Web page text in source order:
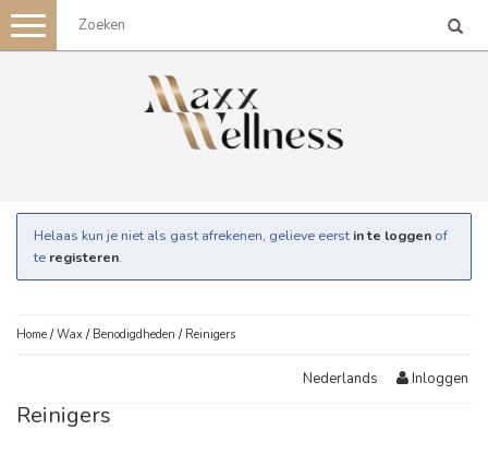
Toggle
navigation
Helaas kun je niet als gast afrekenen, gelieve eerst in te loggen of
te registeren.
Home /Wax / Benodigdheden / Reinigers
Nederlands Inloggen
Reinigers